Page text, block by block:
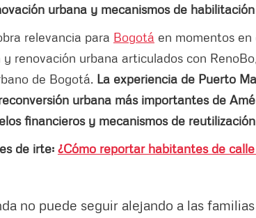
urbana y mecanismos de
relevancia para Bogotá en momentos
renovación urbana articulados con
de Bogotá. La experiencia de Puerto
urbana más importantes de
financieros y mecanismos de
de irte: ¿Cómo reportar habitantes de
no puede seguir alejando a las